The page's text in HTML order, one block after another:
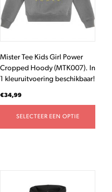
Mister Tee Kids Girl Power
Cropped Hoody (MTK007). In
1 kleuruitvoering beschikbaar!
€34,99
SELECTEER EEN OPTIE
Deze
optie
kan
op
de
productpagina